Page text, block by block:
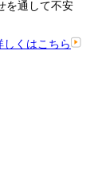
を通して不安
しくはこちら